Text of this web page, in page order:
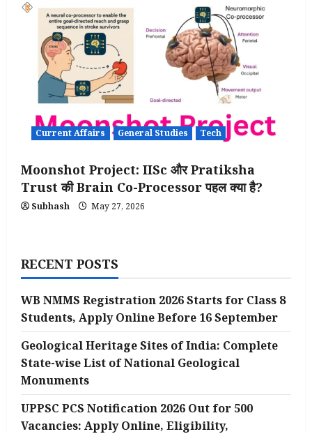
Current Affairs General Studies Tech
Moonshot Project: IISc और Pratiksha
Trust की Brain Co-Processor पहल क्या है?
Subhash May 27, 2026
RECENT POSTS
WB NMMS Registration 2026 Starts for Class 8
Students, Apply Online Before 16 September
Geological Heritage Sites of India: Complete
State-wise List of National Geological
Monuments
UPPSC PCS Notification 2026 Out for 500
Vacancies: Apply Online, Eligibility,